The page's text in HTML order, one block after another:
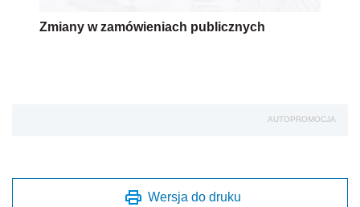
Zmiany w zamówieniach publicznych
AUTOPROMOCJA
Wersja do druku